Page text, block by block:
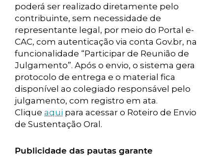
poderá ser realizado diretamente pelo
contribuinte, sem necessidade de
representante legal, por meio do Portal e-
CAC, com autenticação via conta Gov.br, na
funcionalidade “Participar de Reunião de
Julgamento”. Após o envio, o sistema gera
protocolo de entrega e o material fica
disponível ao colegiado responsável pelo
julgamento, com registro em ata.
Clique aqui para acessar o Roteiro de Envio
de Sustentação Oral.
Publicidade das pautas garante